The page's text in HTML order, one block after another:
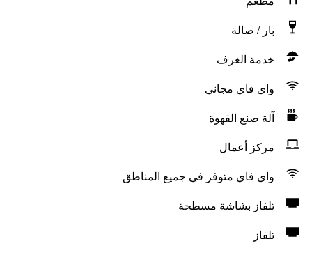
بار / صالة
خدمة الغرف
واي فاي مجاني
آلة صنع القهوة
مركز أعمال
واي فاي متوفر في جميع المناطق
تلفاز بشاشة مسطحة
تلفاز